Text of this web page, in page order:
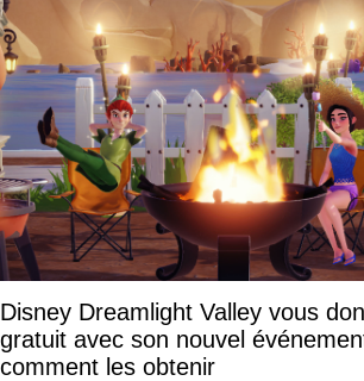
Disney Dreamlight Valley vous
gratuit avec son nouvel
comment les obtenir